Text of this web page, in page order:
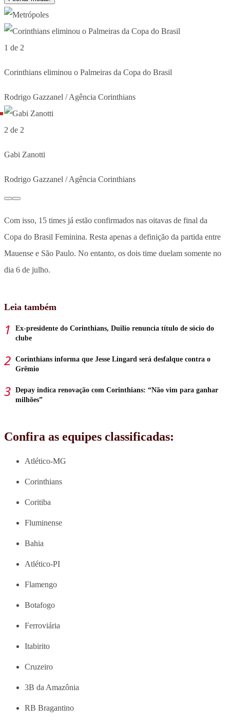
1 de 2
Corinthians eliminou o Palmeiras da Copa do Brasil
Rodrigo Gazzanel / Agência Corinthians
2 de 2
Gabi Zanotti
Rodrigo Gazzanel / Agência Corinthians
Com isso, 15 times já estão confirmados nas oitavas de final da
Copa do Brasil Feminina. Resta apenas a definição da partida entre
Mauense e São Paulo. No entanto, os dois time duelam somente no
dia 6 de julho.
Leia também
Ex-presidente do Corinthians, Duilio renuncia título de sócio do
clube
Corinthians informa que Jesse Lingard será desfalque contra o
Grêmio
Depay indica renovação com Corinthians: “Não vim para ganhar
milhões”
Confira as equipes classificadas:
Atlético-MG
Corinthians
Coritiba
Fluminense
Bahia
Atlético-PI
Flamengo
Botafogo
Ferroviária
Itabirito
Cruzeiro
3B da Amazônia
RB Bragantino